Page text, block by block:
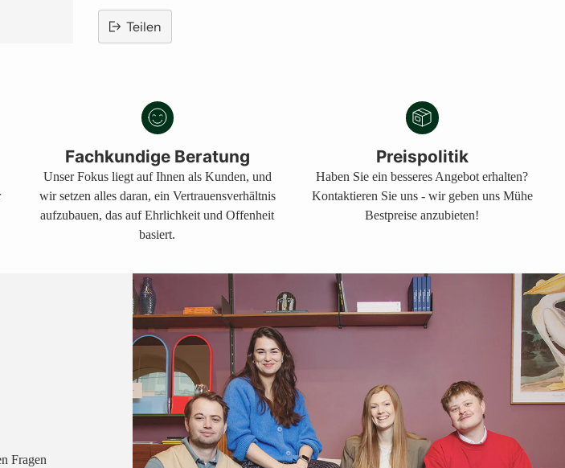
Teilen
Warenkorb
Fachkundige Beratung
Unser Fokus liegt auf Ihnen als Kunden, und
wir setzen alles daran, ein Vertrauensverhältnis
aufzubauen, das auf Ehrlichkeit und Offenheit
basiert.
Preispolitik
Haben Sie ein besseres Angebot erhalten?
Kontaktieren Sie uns - wir geben uns Mühe
Bestpreise anzubieten!
Fragen